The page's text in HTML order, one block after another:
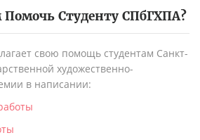
Студенту СПбГХПА?
свою помощь студентам Санкт-
художественно-
в написании: